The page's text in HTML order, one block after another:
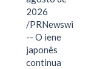
2026
/PRNewswire/
-- O iene
japonês
continua